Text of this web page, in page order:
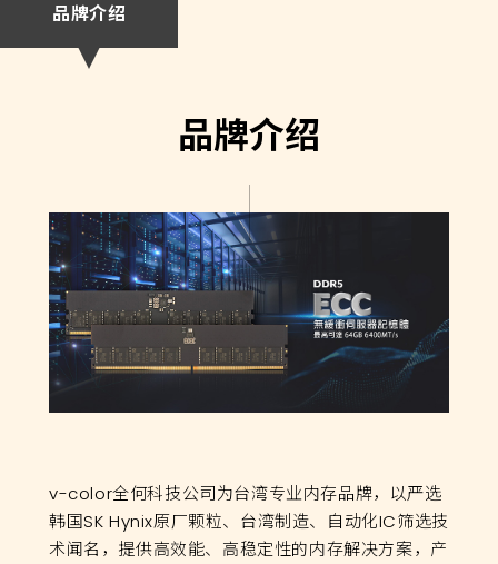
品牌介绍
品牌介绍
v-color全何科技公司为台湾专业内存品牌，以严选
韩国SK Hynix原厂颗粒、台湾制造、自动化IC筛选技
术闻名，提供高效能、高稳定性的内存解决方案，产